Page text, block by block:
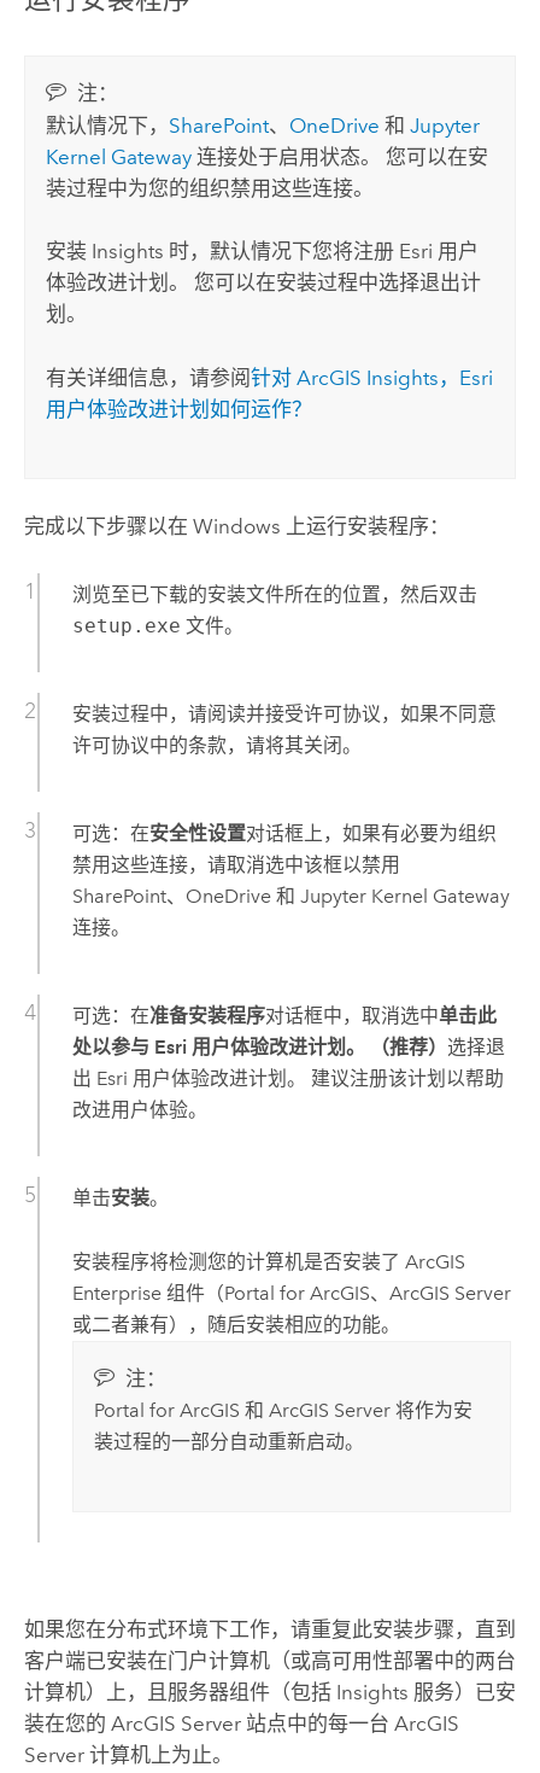
注：
默认情况下， SharePoint、 OneDrive 和Jupyter
Kernel Gateway 连接处于启用状态。 您可以在安
装过程中为您的组织禁用这些连接。
安装 Insights 时，默认情况下您将注册 Esri 用户
体验改进计划。 您可以在安装过程中选择退出计
划。
有关详细信息，请参阅针对ArcGIS Insights ， Esri
用户体验改进计划如何运作？
完成以下步骤以在 Windows 上运行安装程序：
浏览至已下载的安装文件所在的位置，然后双击
setup.exe 文件。
安装过程中，请阅读并接受许可协议，如果不同意
许可协议中的条款，请将其关闭。
可选：在安全性设置对话框上，如果有必要为组织
禁用这些连接，请取消选中该框以禁用
SharePoint、 OneDrive和 Jupyter Kernel Gateway
连接。
可选：在准备安装程序对话框中，取消选中单击此
处以参与 Esri 用户体验改进计划。 （推荐） 选择退
出 Esri 用户体验改进计划。 建议注册该计划以帮助
改进用户体验。
单击安装。
安装程序将检测您的计算机是否安装了 ArcGIS
Enterprise组件（Portal for ArcGIS、 ArcGIS Server
或二者兼有），随后安装相应的功能。
注：
Portal for ArcGIS 和 ArcGIS Server将作为安
装过程的一部分自动重新启动。
如果您在分布式环境下工作，请重复此安装步骤，直到
客户端已安装在门户计算机（或高可用性部署中的两台
计算机）上，且服务器组件（包括 Insights 服务）已安
装在您的 ArcGIS Server站点中的每一台 ArcGIS
Server计算机上为止。